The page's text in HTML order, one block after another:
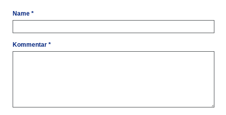
Name *
Kommentar *